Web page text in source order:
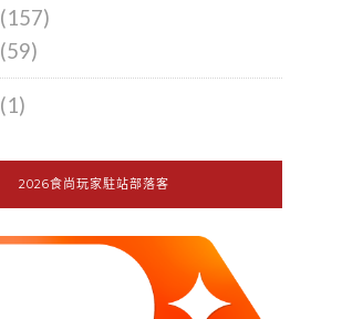
(157)
(59)
(1)
2026食尚玩家駐站部落客